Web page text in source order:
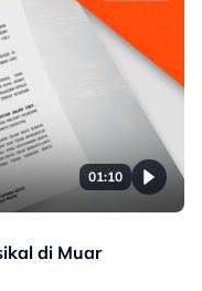
01:10
di Muar